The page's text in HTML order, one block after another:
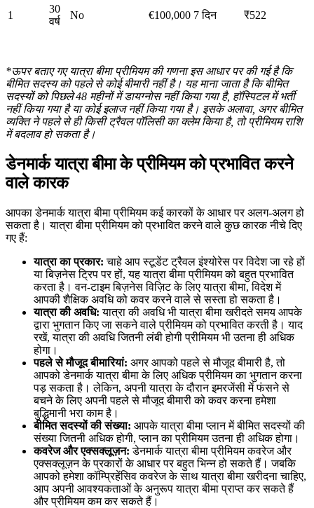
1
30
वर्ष
No €100,000 7 दिन ₹522
*ऊपर बताए गए यात्रा बीमा प्रीमियम की गणना इस आधार पर की गई है कि
बीमित सदस्य को पहले से कोई बीमारी नहीं है। यह माना जाता है कि बीमित
सदस्यों को पिछले 48 महीनों में डायग्नोस नहीं किया गया है, हॉस्पिटल में भर्ती
नहीं किया गया है या कोई इलाज नहीं किया गया है। इसके अलावा, अगर बीमित
व्यक्ति ने पहले से ही किसी ट्रैवल पॉलिसी का क्लेम किया है, तो प्रीमियम राशि
में बदलाव हो सकता है।
डेनमार्क यात्रा बीमा के प्रीमियम को प्रभावित करने
वाले कारक
आपका डेनमार्क यात्रा बीमा प्रीमियम कई कारकों के आधार पर अलग-अलग हो
सकता है। यात्रा बीमा प्रीमियम को प्रभावित करने वाले कुछ कारक नीचे दिए
गए हैं:
यात्रा का प्रकार: चाहे आप स्टूडेंट ट्रैवल इंश्योरेस पर विदेश जा रहे हों
या बिज़नेस ट्रिप पर हों, यह यात्रा बीमा प्रीमियम को बहुत प्रभावित
करता है। वन-टाइम बिज़नेस विज़िट के लिए यात्रा बीमा, विदेश में
आपकी शैक्षिक अवधि को कवर करने वाले से सस्ता हो सकता है।
यात्रा की अवधि: यात्रा की अवधि भी यात्रा बीमा खरीदते समय आपके
द्वारा भुगतान किए जा सकने वाले प्रीमियम को प्रभावित करती है। याद
रखें, यात्रा की अवधि जितनी लंबी होगी प्रीमियम भी उतना ही अधिक
होगा।
पहले से मौजूद बीमारियां: अगर आपको पहले से मौजूद बीमारी है, तो
आपको डेनमार्क यात्रा बीमा के लिए अधिक प्रीमियम का भुगतान करना
पड़ सकता है। लेकिन, अपनी यात्रा के दौरान इमरजेंसी में फंसने से
बचने के लिए अपनी पहले से मौजूद बीमारी को कवर करना हमेशा
बुद्धिमानी भरा काम है।
बीमित सदस्यों की संख्या: आपके यात्रा बीमा प्लान में बीमित सदस्यों की
संख्या जितनी अधिक होगी, प्लान का प्रीमियम उतना ही अधिक होगा।
कवरेज और एक्सक्लूज़न: डेनमार्क यात्रा बीमा प्रीमियम कवरेज और
एक्सक्लूज़न के प्रकारों के आधार पर बहुत भिन्न हो सकते हैं। जबकि
आपको हमेशा कॉम्प्रिहेंसिव कवरेज के साथ यात्रा बीमा खरीदना चाहिए,
आप अपनी आवश्यकताओं के अनुरूप यात्रा बीमा प्राप्त कर सकते हैं
और प्रीमियम कम कर सकते हैं।